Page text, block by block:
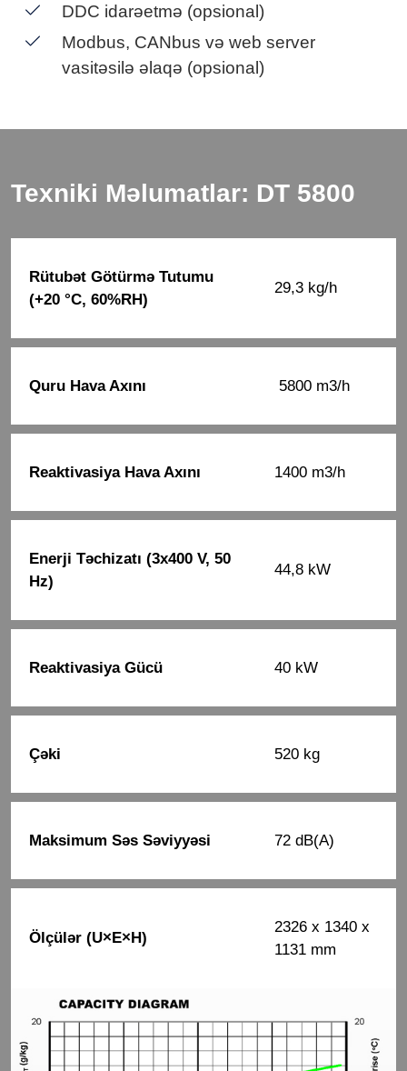
DDC idarəetmə (opsional)
Modbus, CANbus və web server
vasitəsilə əlaqə (opsional)
Texniki Məlumatlar: DT 5800
Rütubət Götürmə Tutumu
(+20 °C, 60%RH)
29,3 kg/h
Quru Hava Axını 5800 m3/h
Reaktivasiya Hava Axını 1400 m3/h
Enerji Təchizatı (3x400 V, 50
Hz)
44,8 kW
Reaktivasiya Gücü 40 kW
Çəki 520 kg
Maksimum Səs Səviyyəsi 72 dB(A)
Ölçülər (U×E×H)
2326 x 1340 x
1131 mm